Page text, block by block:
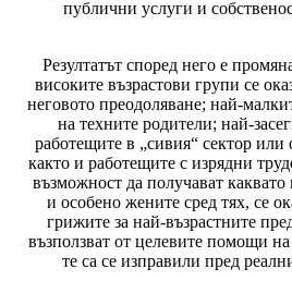
публични услуги и
Резултатът според него е
високите възрастови групи се
неговото преодоляване; най-
на техните родители; най-
работещите в „сивия“ сектор
както и работещите с изрядни
възможност да получават
и особено жените сред тях, се
грижите за най-възрастните
възползват от целевите помощи
те са се изправили пред